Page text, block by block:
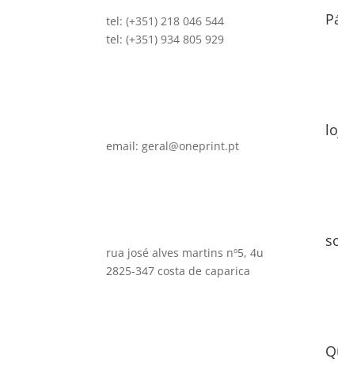
tel: (+351) 218 046 544
tel: (+351) 934 805 929
email: geral@oneprint.pt
rua josé alves martins nº5, 4u
2825-347 costa de caparica